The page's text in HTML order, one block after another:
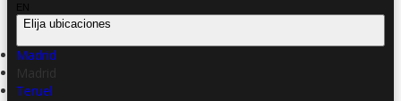
EN
Elija ubicaciones
Madrid
Madrid
Teruel